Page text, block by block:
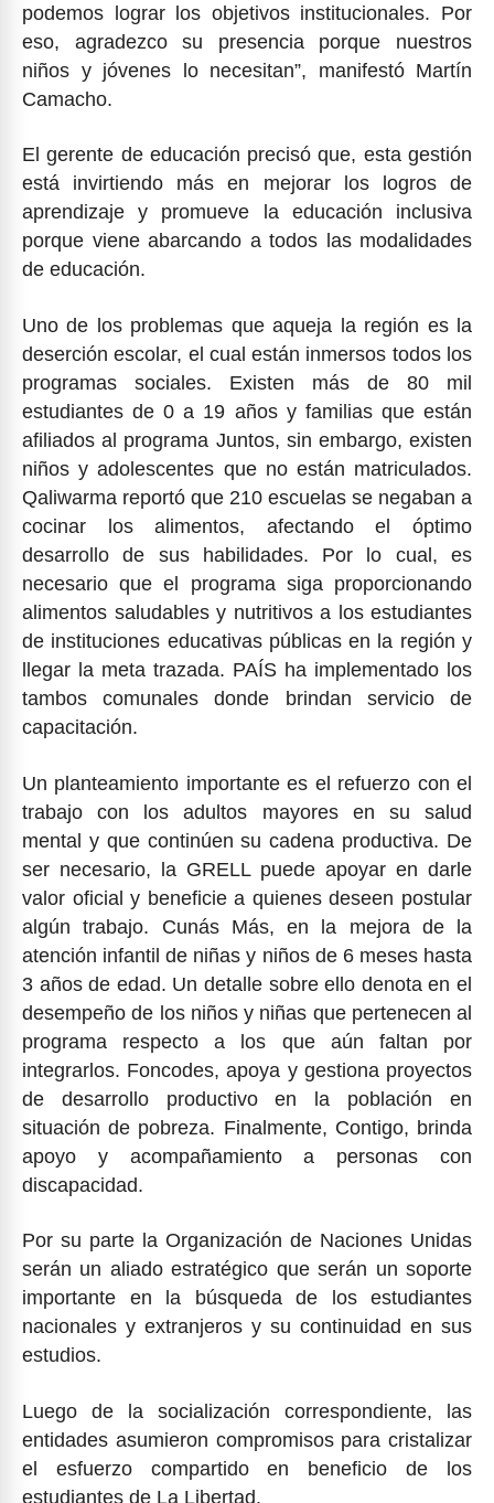
podemos lograr los objetivos institucionales. Por
eso, agradezco su presencia porque nuestros
niños y jóvenes lo necesitan”, manifestó Martín
Camacho.
El gerente de educación precisó que, esta gestión
está invirtiendo más en mejorar los logros de
aprendizaje y promueve la educación inclusiva
porque viene abarcando a todos las modalidades
de educación.
Uno de los problemas que aqueja la región es la
deserción escolar, el cual están inmersos todos los
programas sociales. Existen más de 80 mil
estudiantes de 0 a 19 años y familias que están
afiliados al programa Juntos, sin embargo, existen
niños y adolescentes que no están matriculados.
Qaliwarma reportó que 210 escuelas se negaban a
cocinar los alimentos, afectando el óptimo
desarrollo de sus habilidades. Por lo cual, es
necesario que el programa siga proporcionando
alimentos saludables y nutritivos a los estudiantes
de instituciones educativas públicas en la región y
llegar la meta trazada. PAÍS ha implementado los
tambos comunales donde brindan servicio de
capacitación.
Un planteamiento importante es el refuerzo con el
trabajo con los adultos mayores en su salud
mental y que continúen su cadena productiva. De
ser necesario, la GRELL puede apoyar en darle
valor oficial y beneficie a quienes deseen postular
algún trabajo. Cunás Más, en la mejora de la
atención infantil de niñas y niños de 6 meses hasta
3 años de edad. Un detalle sobre ello denota en el
desempeño de los niños y niñas que pertenecen al
programa respecto a los que aún faltan por
integrarlos. Foncodes, apoya y gestiona proyectos
de desarrollo productivo en la población en
situación de pobreza. Finalmente, Contigo, brinda
apoyo y acompañamiento a personas con
discapacidad.
Por su parte la Organización de Naciones Unidas
serán un aliado estratégico que serán un soporte
importante en la búsqueda de los estudiantes
nacionales y extranjeros y su continuidad en sus
estudios.
Luego de la socialización correspondiente, las
entidades asumieron compromisos para cristalizar
el esfuerzo compartido en beneficio de los
estudiantes de La Libertad.